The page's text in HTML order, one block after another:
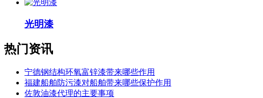
光明漆
热门资讯
宁德钢结构环氧富锌漆带来哪些作用
福建船舶防污漆对船舶带来哪些保护作用
佐敦油漆代理的主要事项